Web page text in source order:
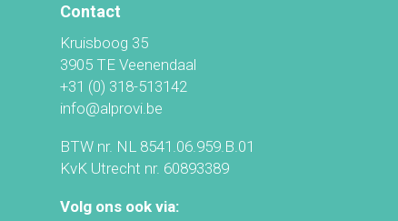
Contact
Kruisboog 35
3905 TE Veenendaal
+31 (0) 318-513142
info@alprovi.be
BTW nr. NL 8541.06.959.B.01
KvK Utrecht nr. 60893389
Volg ons ook via: